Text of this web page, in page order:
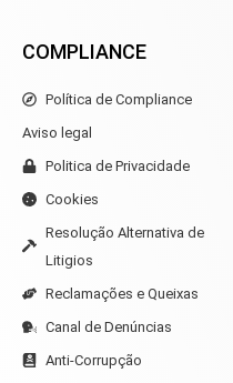
COMPLIANCE
Política de Compliance
Aviso legal
Politica de Privacidade
Cookies
Resolução Alternativa de
Litigios
Reclamações e Queixas
Canal de Denúncias
Anti-Corrupção